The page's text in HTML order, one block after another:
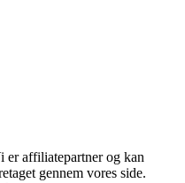
affiliatepartner og kan
gennem vores side.